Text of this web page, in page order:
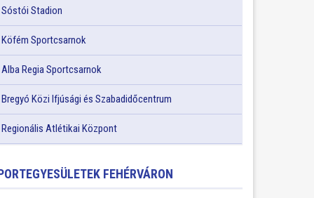
Sóstói Stadion
Köfém Sportcsarnok
Alba Regia Sportcsarnok
Bregyó Közi Ifjúsági és Szabadidőcentrum
Regionális Atlétikai Központ
FEHÉRVÁRON